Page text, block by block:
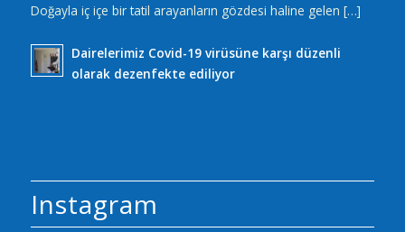
Doğayla iç içe bir tatil arayanların gözdesi haline gelen […]
Dairelerimiz Covid-19 virüsüne karşı düzenli
olarak dezenfekte ediliyor
Instagram